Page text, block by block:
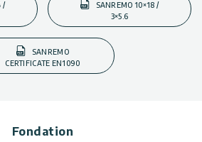
/
SANREMO 10×18 /
3×5.6
SANREMO
CERTIFICATE EN1090
Fondation